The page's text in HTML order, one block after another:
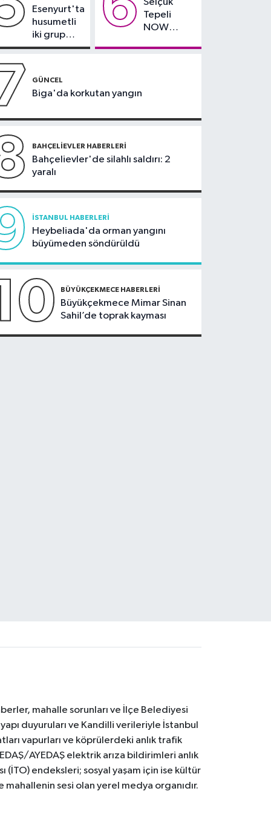
mücadelenin startı
verildi
kapatılacak
Esenyurt'ta
husumetli
iki grup
arasında
Tepeli
NOW
GÜNCEL
Biga'da korkutan yangın
BAHÇELIEVLER HABERLERI
Bahçelievler'de silahlı saldırı: 2
yaralı
İSTANBUL HABERLERI
Heybeliada'da orman yangını
büyümeden söndürüldü
BÜYÜKÇEKMECE HABERLERI
Büyükçekmece Mimar Sinan
Sahil’de toprak kayması
mahalle sorunları ve İlçe Belediyesi
duyuruları ve Kandilli verileriyle İstanbul
vapurları ve köprülerdeki anlık trafik
AYEDAŞ elektrik arıza bildirimleri anlık
(İTO) endeksleri; sosyal yaşam için ise kültür
sesi olan yerel medya organıdır.